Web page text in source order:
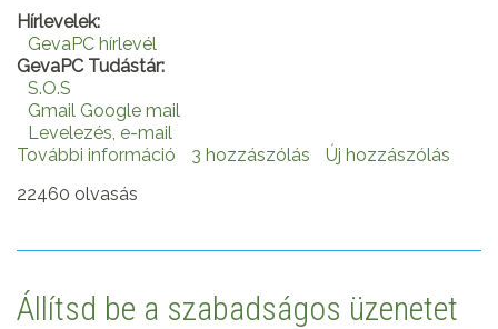
Hírlevelek:
GevaPC hírlevél
GevaPC Tudástár:
S.O.S
Gmail Google mail
Levelezés, e-mail
További információ GMail
3 hozzászólás
Új hozzászólás
22460 olvasás
Állítsd be a szabadságos üzenetet